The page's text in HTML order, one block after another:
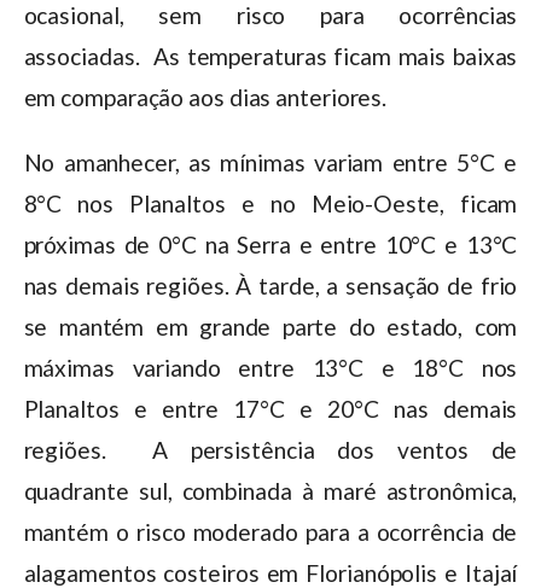
ocasional, sem risco para ocorrências
associadas. As temperaturas ficam mais baixas
em comparação aos dias anteriores.
No amanhecer, as mínimas variam entre 5°C e
8°C nos Planaltos e no Meio-Oeste, ficam
próximas de 0°C na Serra e entre 10°C e 13°C
nas demais regiões. À tarde, a sensação de frio
se mantém em grande parte do estado, com
máximas variando entre 13°C e 18°C nos
Planaltos e entre 17°C e 20°C nas demais
regiões. A persistência dos ventos de
quadrante sul, combinada à maré astronômica,
mantém o risco moderado para a ocorrência de
alagamentos costeiros em Florianópolis e Itajaí